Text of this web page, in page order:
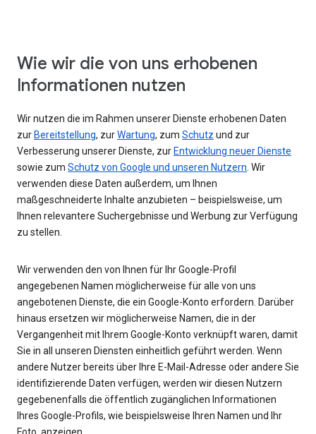
Wie wir die von uns erhobenen
Informationen nutzen
Wir nutzen die im Rahmen unserer Dienste erhobenen Daten
zur Bereitstellung, zurWartung, zum Schutz und zur
Verbesserung unserer Dienste, zur Entwicklung neuer Dienste
sowie zum Schutz von Google und unseren Nutzern. Wir
verwenden diese Daten außerdem, um Ihnen
maßgeschneiderte Inhalte anzubieten – beispielsweise, um
Ihnen relevantere Suchergebnisse und Werbung zur Verfügung
zu stellen.
Wir verwenden den von Ihnen für Ihr Google-Profil
angegebenen Namen möglicherweise für alle von uns
angebotenen Dienste, die ein Google-Konto erfordern. Darüber
hinaus ersetzen wir möglicherweise Namen, die in der
Vergangenheit mit Ihrem Google-Konto verknüpft waren, damit
Sie in all unseren Diensten einheitlich geführt werden. Wenn
andere Nutzer bereits über Ihre E-Mail-Adresse oder andere Sie
identifizierende Daten verfügen, werden wir diesen Nutzern
gegebenenfalls die öffentlich zugänglichen Informationen
Ihres Google-Profils, wie beispielsweise Ihren Namen und Ihr